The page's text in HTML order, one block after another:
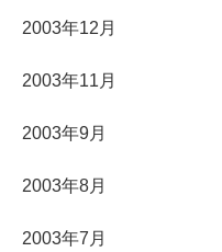
2003年12月
2003年11月
2003年9月
2003年8月
2003年7月